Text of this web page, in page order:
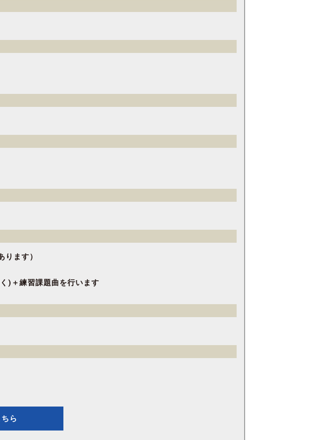
ます）
)＋練習課題曲を行います
ら